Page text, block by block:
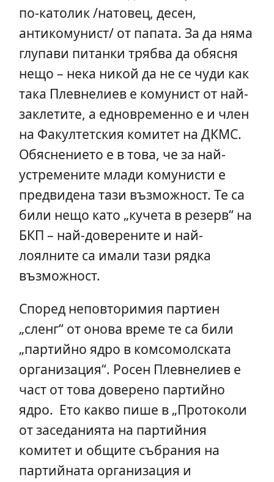
по-католик /натовец, десен,
антикомунист/ от папата. За да няма
глупави питанки трябва да обясня
нещо – нека никой да не се чуди как
така Плевнелиев е комунист от най-
заклетите, а едновременно е и член
на Факултетския комитет на ДКМС.
Обяснението е в това, че за най-
устремените млади комунисти е
предвидена тази възможност. Те са
били нещо като „кучета в резерв“ на
БКП – най-доверените и най-
лоялните са имали тази рядка
възможност.
Според неповторимия партиен
„сленг“ от онова време те са били
„партийно ядро в комсомолската
организация“. Росен Плевнелиев е
част от това доверено партийно
ядро. Ето какво пише в „Протоколи
от заседанията на партийния
комитет и общите събрания на
партийната организация и